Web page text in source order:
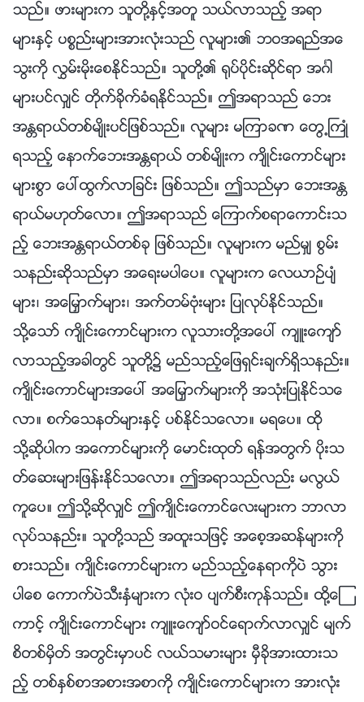
သည္။ ဖားမ်ားက သူတို႔ႏွင့္အတူ သယ္လာသည့္ အရာ
မ်ားႏွင့္ ပစၥည္းမ်ားအားလုံးသည္ လူမ်ား၏ ဘဝအရည္အေ
သြးကို လႊမ္းမိုးေစႏိုင္သည္။ သူတို႔၏ ႐ုပ္ပိုင္းဆိုင္ရာ အဂၤါ
မ်ားပင္လွ်င္ တိုက္ခိုက္ခံရႏိုင္သည္။ ဤအရာသည္ ေဘး
အႏၲရာယ္တစ္မ်ိဳးပင္ျဖစ္သည္။ လူမ်ား မၾကာခဏ ေတြ႕ႀကဳံ
ရသည့္ ေနာက္ေဘးအႏၲရာယ္ တစ္မ်ိဳးက က်ိဳင္းေကာင္မ်ား
မ်ားစြာ ေပၚထြက္လာျခင္း ျဖစ္သည္။ ဤသည္မွာ ေဘးအႏၲ
ရာယ္မဟုတ္ေလာ။ ဤအရာသည္ ေၾကာက္စရာေကာင္းသ
ည့္ ေဘးအႏၲရာယ္တစ္ခု ျဖစ္သည္။ လူမ်ားက မည္မွ် စြမ္း
သနည္းဆိုသည္မွာ အေရးမပါေပ။ လူမ်ားက ေလယာဥ္ပ်ံ
မ်ား၊ အေျမႇာက္မ်ား၊ အက္တမ္ဗုံးမ်ား ျပဳလုပ္ႏိုင္သည္။
သို႔ေသာ္ က်ိဳင္းေကာင္မ်ားက လူသားတို႔အေပၚ က်ဴးေက်ာ္
လာသည့္အခါတြင္ သူတို႔၌ မည္သည့္ေျဖရွင္းခ်က္ရွိသနည္း။
က်ိဳင္းေကာင္မ်ားအေပၚ အေျမႇာက္မ်ားကို အသုံးျပဳႏိုင္သေ
လာ။ စက္ေသနတ္မ်ားႏွင့္ ပစ္ႏိုင္သေလာ။ မရေပ။ ထို
သို႔ဆိုပါက အေကာင္မ်ားကို ေမာင္းထုတ္ ရန္အတြက္ ပိုးသ
တ္ေဆးမ်ားျဖန္းႏိုင္သေလာ။ ဤအရာသည္လည္း မလြယ္
ကူေပ။ ဤသို႔ဆိုလွ်င္ ဤက်ိဳင္းေကာင္ေလးမ်ားက ဘာလာ
လုပ္သနည္း။ သူတို႔သည္ အထူးသျဖင့္ အေစ့အဆန္မ်ားကို
စားသည္။ က်ိဳင္းေကာင္မ်ားက မည္သည့္ေနရာကိုပဲ သြား
ပါေစ ေကာက္ပဲသီးႏွံမ်ားက လုံးဝ ပ်က္စီးကုန္သည္။ ထို႔ေၾ
ကာင့္ က်ိဳင္းေကာင္မ်ား က်ဴးေက်ာ္ဝင္ေရာက္လာလွ်င္ မ်က္
စိတစ္မွိတ္ အတြင္းမွာပင္ လယ္သမားမ်ား မွီခိုအားထားသ
ည့္ တစ္ႏွစ္စာအစားအစာကို က်ိဳင္းေကာင္မ်ားက အားလုံး